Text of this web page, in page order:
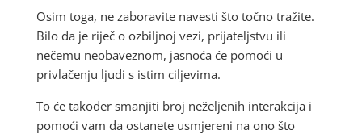
Osim toga, ne zaboravite navesti što točno tražite.
Bilo da je riječ o ozbiljnoj vezi, prijateljstvu ili
nečemu neobaveznom, jasnoća će pomoći u
privlačenju ljudi s istim ciljevima.
To će također smanjiti broj neželjenih interakcija i
pomoći vam da ostanete usmjereni na ono što